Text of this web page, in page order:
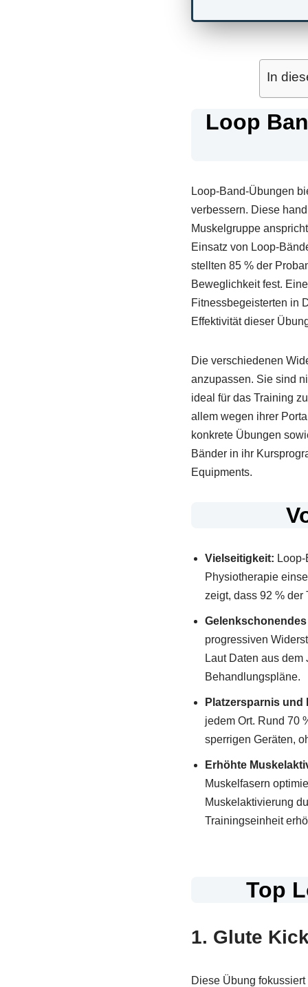
In
Loop
Loop-Band-Übungen
verbessern. Diese
Muskelgruppe
Einsatz von Loop-
stellten 85 % der
Beweglichkeit fest.
Fitnessbegeisterten in
Effektivität dieser
Die verschiedenen
anzupassen. Sie sind
ideal für das Training
allem wegen ihrer
konkrete Übungen
Bänder in ihr
Equipments.
Vielseitigkeit:
Physiotherapie
zeigt, dass 92 %
progressiven
Laut Daten aus
Behandlungspläne.
Platzersparnis und
jedem Ort. Rund 70
sperrigen Geräten,
Erhöhte
Muskelfasern
Muskelaktivierung
Trainingseinheit
Top
1. Glute
Diese Übung